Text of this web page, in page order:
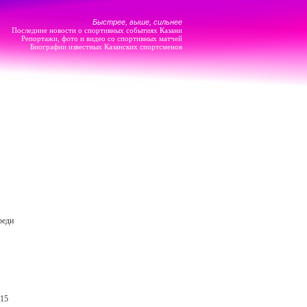
Быстрее, выше, сильнее
Последние новости о спортивных событиях Казани
Репортажи, фото и видео со спортивных матчей
Биографии известных Казанских спортсменов